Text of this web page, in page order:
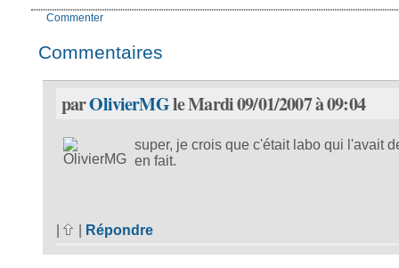
Commenter
Commentaires
parOlivierMGle Mardi 09/01/2007 à 09:04
super, je crois que c'était labo qui l'avait
en fait.
Répondre